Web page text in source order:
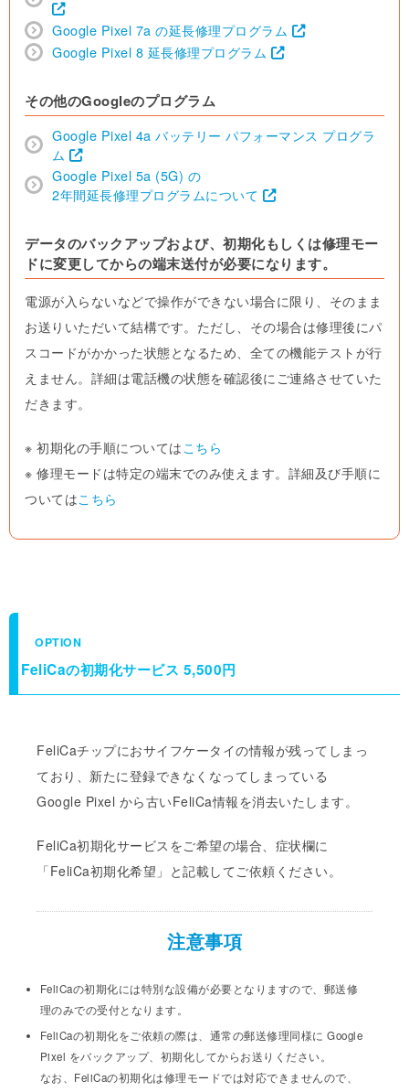
Google Pixel 7a の延長修理プログラム
Google Pixel 8 延長修理プログラム
その他のGoogleのプログラム
Google Pixel 4a バッテリー パフォーマンス プログラ
ム
Google Pixel 5a (5G) の
2年間延長修理プログラムについて
データのバックアップおよび、初期化もしくは修理モー
ドに変更してからの端末送付が必要になります。
電源が入らないなどで操作ができない場合に限り、そのまま
お送りいただいて結構です。ただし、その場合は修理後にパ
スコードがかかった状態となるため、全ての機能テストが行
えません。詳細は電話機の状態を確認後にご連絡させていた
だきます。
※ 初期化の手順についてはこちら
※ 修理モードは特定の端末でのみ使えます。詳細及び手順に
ついてはこちら
OPTION
FeliCaの初期化サービス 5,500円
FeliCaチップにおサイフケータイの情報が残ってしまっ
ており、 新たに登録できなくなってしまっている
Google Pixel から古いFeliCa情報を消去いたします。
FeliCa初期化サービスをご希望の場合、症状欄に
「FeliCa初期化希望」と記載してご依頼ください。
注意事項
FeliCaの初期化には特別な設備が必要となりますので、郵送修
理のみでの受付となります。
FeliCaの初期化をご依頼の際は、通常の郵送修理同様に Google
Pixel をバックアップ、初期化してからお送りください。
なお、FeliCaの初期化は修理モードでは対応できませんので、